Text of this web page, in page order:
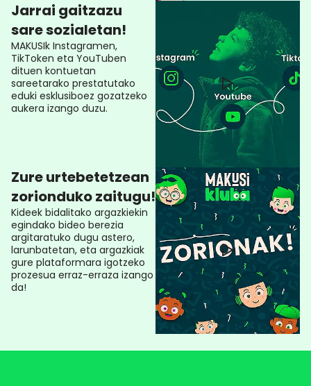
Jarrai gaitzazu
sare sozialetan!
MAKUSIk Instagramen,
TikToken eta YouTuben
dituen kontuetan
sareetarako prestatutako
eduki esklusiboez gozatzeko
aukera izango duzu.
Zure urtebetetzean
zorionduko zaitugu!
Kideek bidalitako argazkiekin
egindako bideo berezia
argitaratuko dugu astero,
larunbatetan, eta argazkiak
gure plataformara igotzeko
prozesua erraz-erraza izango
da!